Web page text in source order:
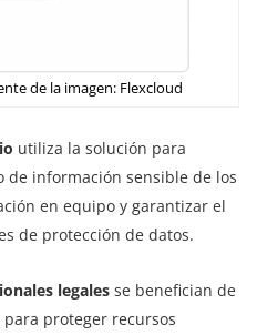
de la imagen: Flexcloud
utiliza la solución para
información sensible de los
en equipo y garantizar el
de protección de datos.
legales se benefician de
proteger recursos